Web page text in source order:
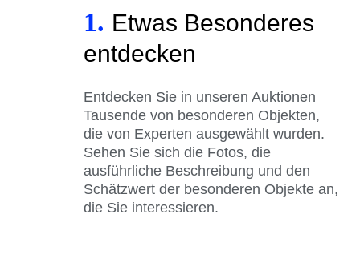
1. Etwas Besonderes
entdecken
Entdecken Sie in unseren Auktionen
Tausende von besonderen Objekten,
die von Experten ausgewählt wurden.
Sehen Sie sich die Fotos, die
ausführliche Beschreibung und den
Schätzwert der besonderen Objekte an,
die Sie interessieren.